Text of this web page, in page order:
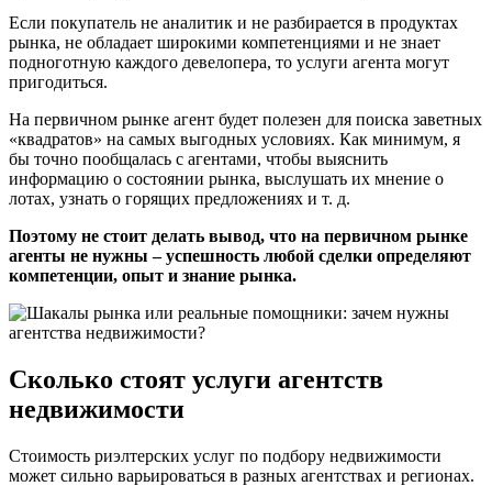
Если покупатель не аналитик и не разбирается в продуктах
рынка, не обладает широкими компетенциями и не знает
подноготную каждого девелопера, то услуги агента могут
пригодиться.
На первичном рынке агент будет полезен для поиска заветных
«квадратов» на самых выгодных условиях. Как минимум, я
бы точно пообщалась с агентами, чтобы выяснить
информацию о состоянии рынка, выслушать их мнение о
лотах, узнать о горящих предложениях и т. д.
Поэтому не стоит делать вывод, что на первичном рынке
агенты не нужны – успешность любой сделки определяют
компетенции, опыт и знание рынка.
Сколько стоят услуги агентств
недвижимости
Стоимость риэлтерских услуг по подбору недвижимости
может сильно варьироваться в разных агентствах и регионах.